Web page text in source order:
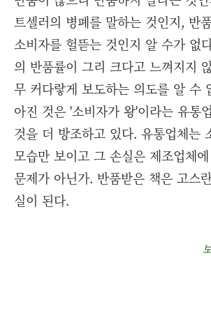
트셀러의 병폐를 말하는 것인지, 반
소비자를 헐뜯는 것인지 알 수가 없
의 반품률이 그리 크다고 느껴지지
무 커다랗게 보도하는 의도를 알 수
아진 것은 '소비자가 왕'이라는 유통
것을 더 방조하고 있다. 유통업체는
모습만 보이고 그 손실은 제조업체
문제가 아닌가. 반품받은 책은 고스
실이 된다.